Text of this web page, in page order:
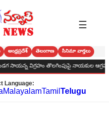
☰
ఆంధ్రప్రదేశ్ తెలంగాణ సినిమా వార్తలు
విగ్రహం తొలగింపుపై నాయకుల ఆగ్రహం
Language:
MalayalamTamil Telugu